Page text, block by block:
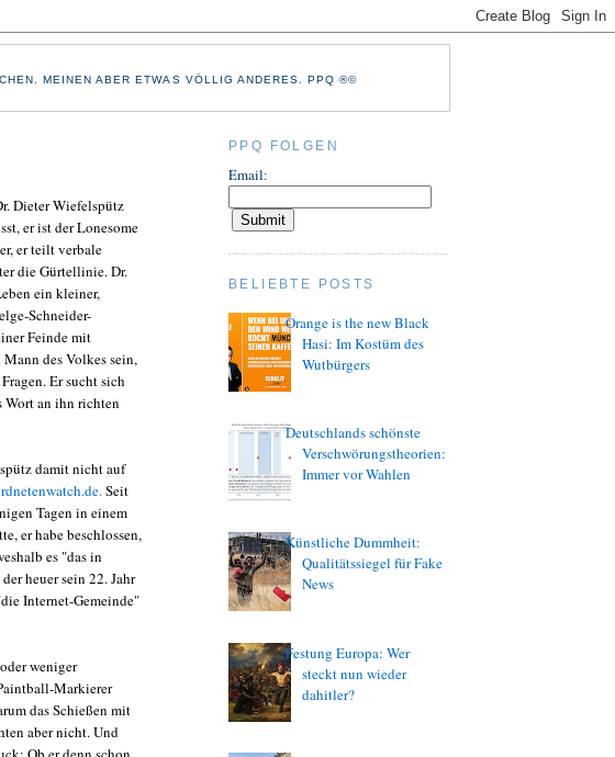
MEINEN ABER ETWAS VÖLLIG ANDERES. PPQ ®©
Dieter Wiefelspütz
er ist der Lonesome
er teilt verbale
die Gürtellinie. Dr.
ein kleiner,
Schneider-
Feinde mit
des Volkes sein,
Er sucht sich
Wort an ihn richten
damit nicht auf
Seit
Tagen in einem
er habe beschlossen,
es "das in
heuer sein 22. Jahr
Internet-Gemeinde"
weniger
Markierer
das Schießen mit
aber nicht. Und
PPQ FOLGEN
Email:
BELIEBTE POSTS
Orange is the new Black
Hasi: Im Kostüm des
Wutbürgers
Deutschlands schönste
Verschwörungstheorien:
Immer vor Wahlen
Künstliche Dummheit:
Qualitätssiegel für Fake
News
Festung Europa: Wer
steckt nun wieder
dahitler?